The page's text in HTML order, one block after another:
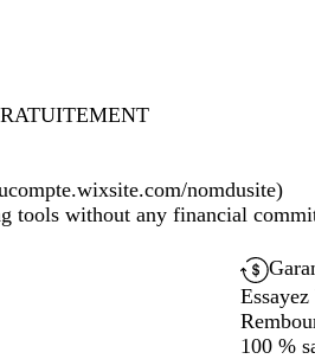
nomdusite)
tools without any financial
100 %